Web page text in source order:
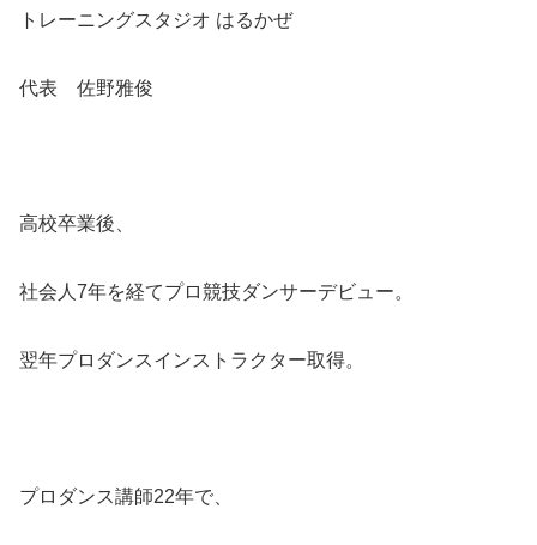
トレーニングスタジオ はるかぜ
代表 佐野雅俊
高校卒業後、
社会人7年を経てプロ競技ダンサーデビュー。
翌年プロダンスインストラクター取得。
プロダンス講師22年で、